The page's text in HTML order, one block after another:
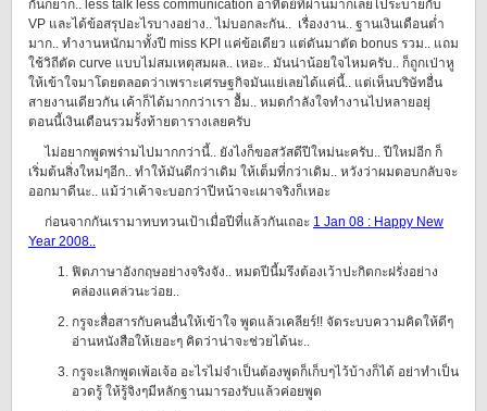
กันก็ยาก.. less talk less communication อาทิตย์ที่ผ่านมาก็เลยไประบายกับ
VP และได้ข้อสรุปอะไรบางอย่าง.. ไม่บอกละกัน.. เรื่องงาน.. ฐานเงินเดือนต่ำ
มาก.. ทำงานหนักมาทั้งปี miss KPI แค่ข้อเดียว แต่ดันมาตัด bonus รวม.. แถม
ใช้วิถีตัด curve แบบไม่สมเหตุสมผล.. เหอะ.. มันน่าน้อยใจไหมครับ.. ก็ถูกเป่าหู
ให้เข้าใจมาโดยตลอดว่าเพราะเศรษฐกิจมันแย่เลยได้แค่นี้.. แต่เห็นบริษัทอื่น
สายงานเดียวกัน เค้าก็ได้มากกว่าเรา อื้ม.. หมดกำลังใจทำงานไปหลายอยุ่
ตอนนี้เงินเดือนรวมรั้งท้ายตารางเลยครับ
ไม่อยากพูดพร่ามไปมากกว่านี้.. ยังไงก็ขอสวัสดีปีใหม่นะครับ.. ปีใหม่อีก ก็
เริ่มต้นสิ่งใหม่ๆอีก.. ทำให้มันดีกว่าเดิม ให้เต็มที่กว่าเดิม.. หวังว่าผมตอบกลับจะ
ออกมาดีนะ.. แม้ว่าเค้าจะบอกว่าปีหน้าจะเผาจริงก็เหอะ
ก่อนจากกันเรามาทบทวนเป้าเมื่อปีที่แล้วกันเถอะ 1 Jan 08 : Happy New
Year 2008..
ฟิตภาษาอังกฤษอย่างจริงจัง.. หมดปีนี้มรึงต้องเว้าปะกิตกะฝรั่งอย่าง
คล่องแคล่วนะว่อย..
กรูจะสื่อสารกับคนอื่นให้เข้าใจ พูดแล้วเคลียร์!! จัดระบบความคิดให้ดีๆ
อ่านหนังสือให้เยอะๆ คิดว่าน่าจะช่วยได้นะ..
กรูจะเลิกพูดเพ้อเจ้อ อะไรไม่จำเป็นต้องพูดก็เก็บๆไว้บ้างก็ได้ อย่าทำเป็น
อวดรู้ ให้รู้จิงๆมีหลักฐานมารองรับแล้วค่อยพูด